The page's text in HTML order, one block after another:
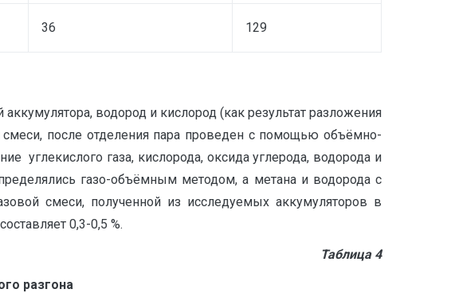
36 129
водород и кислород (как результат разложения
после отделения пара проведен с помощью объёмно-
углекислого газа, кислорода, оксида углерода, водорода и
газо-объёмным методом, а метана и водорода с
смеси, полученной из исследуемых аккумуляторов в
0,3-0,5 %.
Таблица 4
разгона